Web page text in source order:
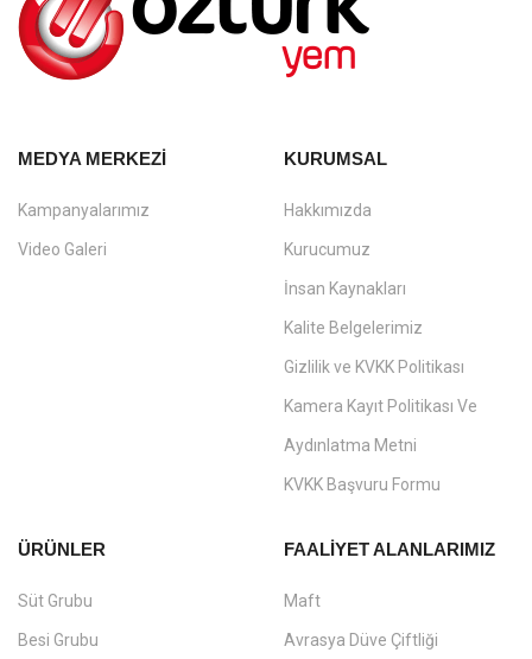
MEDYA MERKEZI
Kampanyalarımız
Video Galeri
KURUMSAL
Hakkımızda
Kurucumuz
İnsan Kaynakları
Kalite Belgelerimiz
Gizlilik ve KVKK Politikası
Kamera Kayıt Politikası Ve
Aydınlatma Metni
KVKK Başvuru Formu
ÜRÜNLER
Süt Grubu
Besi Grubu
FAALIYET ALANLARIMIZ
Maft
Avrasya Düve Çiftliği